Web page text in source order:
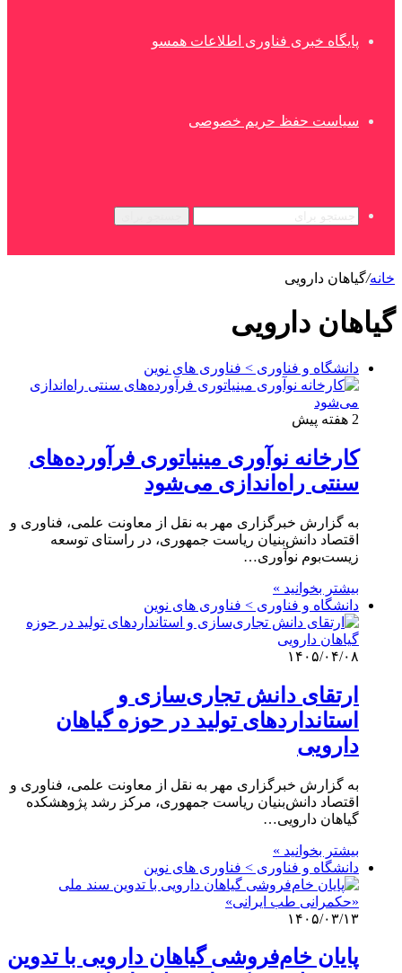
پایگاه خبری فناوری اطلاعات همسو
سیاست حفظ حریم خصوصی
خانه/گیاهان دارویی
گیاهان دارویی
دانشگاه و فناوری > فناوری های نوین
2 هفته پیش
کارخانه نوآوری مینیاتوری فرآورده‌های
سنتی راه‌اندازی می‌شود
به گزارش خبرگزاری مهر به نقل از معاونت علمی، فناوری و
اقتصاد دانش‌بنیان ریاست جمهوری، در راستای توسعه
زیست‌بوم نوآوری…
بیشتر بخوانید »
دانشگاه و فناوری > فناوری های نوین
۱۴۰۵/۰۴/۰۸
ارتقای دانش تجاری‌سازی و
استانداردهای تولید در حوزه گیاهان
دارویی
به گزارش خبرگزاری مهر به نقل از معاونت علمی، فناوری و
اقتصاد دانش‌بنیان ریاست جمهوری، مرکز رشد پژوهشکده
گیاهان دارویی…
بیشتر بخوانید »
دانشگاه و فناوری > فناوری های نوین
۱۴۰۵/۰۳/۱۳
پایان خام‌فروشی گیاهان دارویی با تدوین